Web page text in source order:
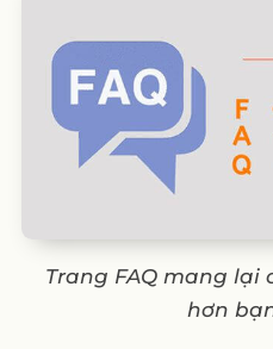
11. SendInBlue
12. FreeSpirit
13. Amazon Web
14. Silicone
15. Dropbox
17. UPS
18. Trent Furniture
Trang FAQ mang lại
hơn